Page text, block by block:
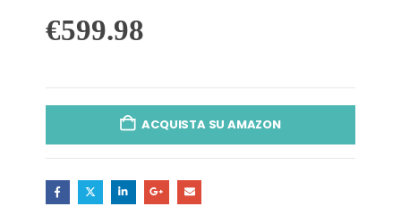
€599.98
ACQUISTA SU AMAZON